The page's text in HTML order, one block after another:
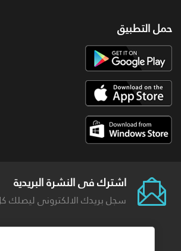
حمل التطبيق
اشترك فى النشرة البريدية
سجل بريدك الالكترونى ليصلك